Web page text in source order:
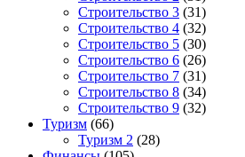
Строительство 3 (31)
Строительство 4 (32)
Строительство 5 (30)
Строительство 6 (26)
Строительство 7 (31)
Строительство 8 (34)
Строительство 9 (32)
Туризм (66)
Туризм 2 (28)